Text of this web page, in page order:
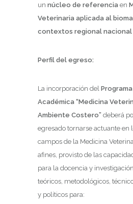
un núcleo de referencia en
Veterinaria aplicada al
contextos regional
Perfil del egreso:
La incorporación del
Académica “Medicina
Ambiente Costero” deberá
egresado tornarse actuante en
campos de la Medicina
afines, provisto de las
para la docencia y
teóricos, metodológicos,
y políticos para: